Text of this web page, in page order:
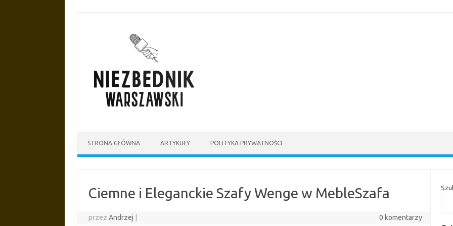
STRONA GŁÓWNA ARTYKUŁY POLITYKA PRYWATNOŚCI
Ciemne i Eleganckie Szafy Wenge w MebleSzafa
przezAndrzej 0 komentarzy